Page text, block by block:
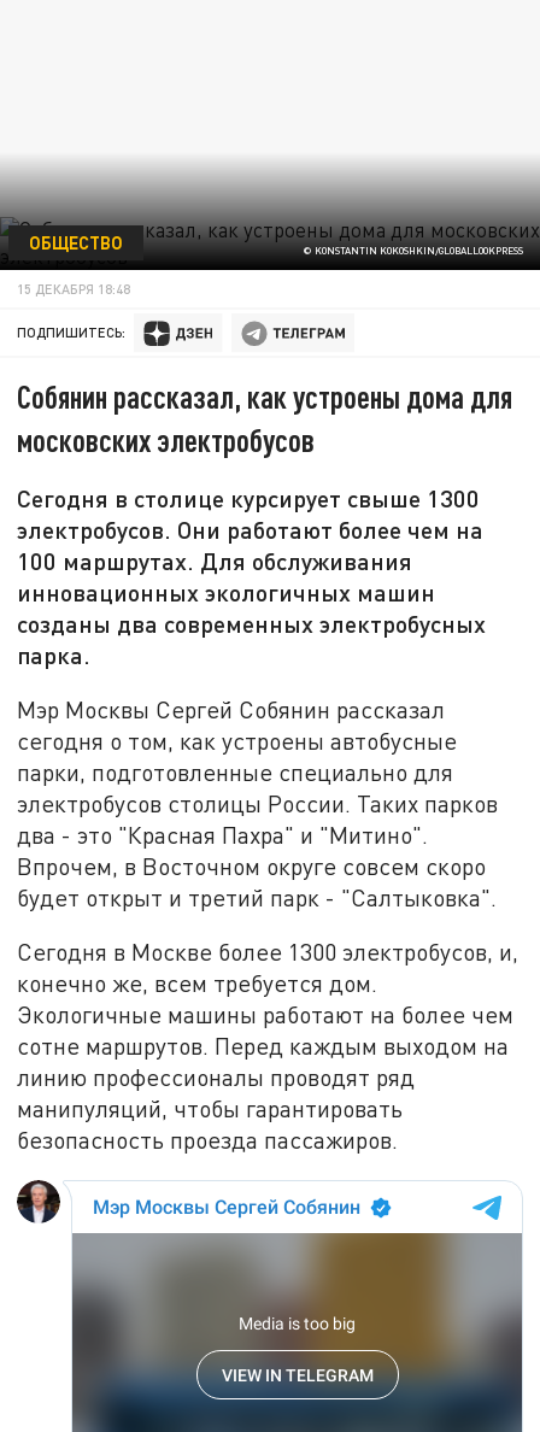
© KONSTANTIN KOKOSHKIN/GLOBALLOOKPRESS
ОБЩЕСТВО
15 ДЕКАБРЯ 18:48
ПОДПИШИТЕСЬ:
Собянин рассказал, как устроены дома для
московских электробусов
Сегодня в столице курсирует свыше 1300
электробусов. Они работают более чем на
100 маршрутах. Для обслуживания
инновационных экологичных машин
созданы два современных электробусных
парка.
Мэр Москвы Сергей Собянин рассказал
сегодня о том, как устроены автобусные
парки, подготовленные специально для
электробусов столицы России. Таких парков
два - это "Красная Пахра" и "Митино".
Впрочем, в Восточном округе совсем скоро
будет открыт и третий парк - "Салтыковка".
Сегодня в Москве более 1300 электробусов, и,
конечно же, всем требуется дом.
Экологичные машины работают на более чем
сотне маршрутов. Перед каждым выходом на
линию профессионалы проводят ряд
манипуляций, чтобы гарантировать
безопасность проезда пассажиров.